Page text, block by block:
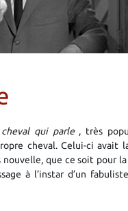
qui parle , très
cheval. Celui-ci avait
nouvelle, que ce soit pour
à l’instar d’un